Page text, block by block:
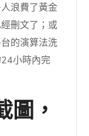
浪費了黃金
刪文了；或
的演算法洗
小時內完
，